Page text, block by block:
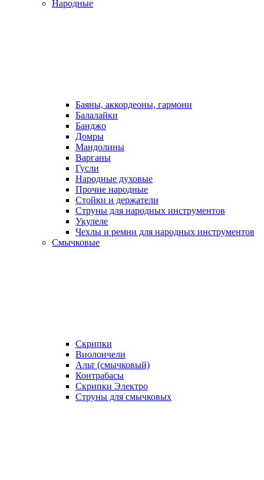
Народные
Баяны, аккордеоны, гармони
Балалайки
Банджо
Домры
Мандолины
Варганы
Гусли
Народные духовые
Прочие народные
Стойки и держатели
Струны для народных инструментов
Укулеле
Чехлы и ремни для народных инструментов
Смычковые
Скрипки
Виолончели
Альт (смычковый)
Контрабасы
Скрипки Электро
Струны для смычковых